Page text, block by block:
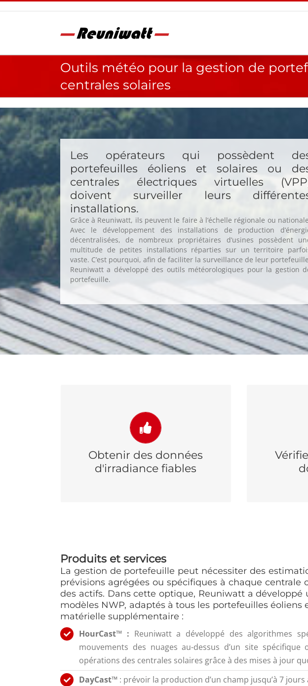
Passer
au
Outils météo pour la gestion de
centrales solaires
Les opérateurs qui possèdent
portefeuilles éoliens et solaires ou
centrales électriques virtuelles
doivent surveiller leurs
installations.
Grâce à Reuniwatt, ils peuvent le faire à l’échelle régionale ou
Avec le développement des installations de production
décentralisées, de nombreux propriétaires d’usines possèdent
multitude de petites installations réparties sur un territoire
vaste. C’est pourquoi, afin de faciliter la surveillance de leur
Reuniwatt a développé des outils météorologiques pour la gestion
portefeuille.
Obtenir des données
d'irradiance fiables
fiables
Lorsque l’on possède
beaucoup d’installations de tailles variables,
il devient compliqué et/ou trop onéreux
d’installer des sondes d’ensoleillement sur
chaque centrale. Par ailleurs, il a été prouvé
Les mesures
appartenant
de doute sur
données
prestataire
Produits et services
La gestion de portefeuille peut nécessiter des
prévisions agrégées ou spécifiques à chaque
des actifs. Dans cette optique, Reuniwatt a
modèles NWP, adaptés à tous les portefeuilles
matérielle supplémentaire :
HourCast™ : Reuniwatt a développé des algorithmes
mouvements des nuages au-dessus d’un site
opérations des centrales solaires grâce à des mises à jour
DayCast™ : prévoir la production d’un champ jusqu’à 7